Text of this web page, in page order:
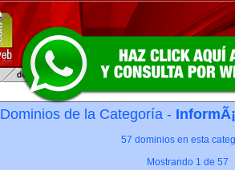
Dominios de la Categoría -
57 dominios en esta
Mostrando 1 de 57